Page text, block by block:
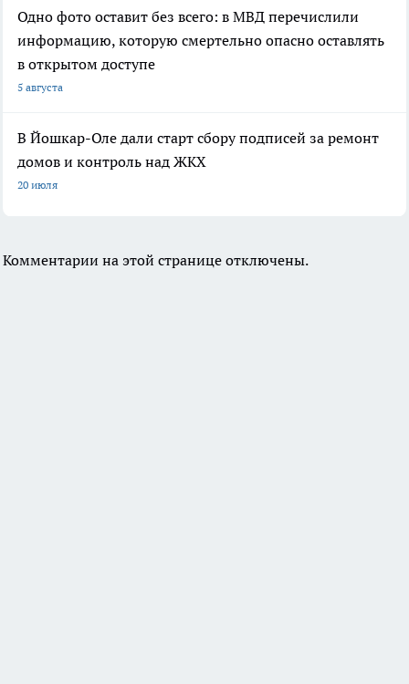
Одно фото оставит без всего: в МВД перечислили
информацию, которую смертельно опасно оставлять
в открытом доступе
5 августа
В Йошкар-Оле дали старт сбору подписей за ремонт
домов и контроль над ЖКХ
20 июля
Комментарии на этой странице отключены.